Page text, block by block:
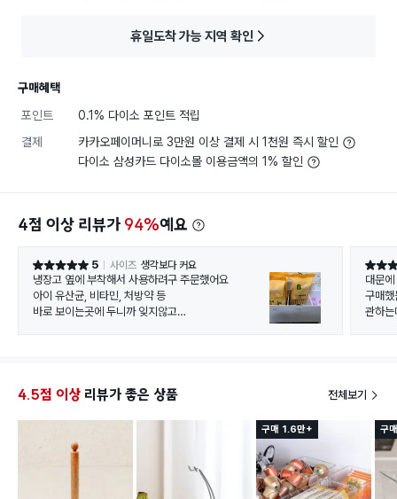
휴일도착 가능 지역 확인
구매혜택
포인트
0.1% 다이소 포인트 적립
결제
카카오페이머니로 3만원 이상 결제 시 1천원 즉시 할인
다이소 삼성카드 다이소몰 이용금액의 1% 할인
4점 이상 리뷰가 94%예요
별점 5점 5 사이즈 생각보다 커요
냉장고 옆에 부착해서 사용하려구 주문했어요
아이 유산균, 비타민, 처방약 등
바로 보이는곳에 두니까 잊지않고
별점 5
대문
구매했
관하는
4.5점 이상 리뷰가 좋은 상품 전체보기
구매 1.6만+ 구